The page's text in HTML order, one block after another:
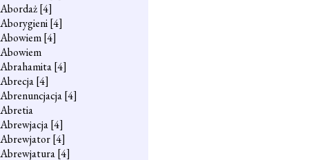
Abordaż[4]
Aborygieni[4]
Abowiem[4]
Abowiem
Abrahamita[4]
Abrecja[4]
Abrenuncjacja[4]
Abretia
Abrewjacja[4]
Abrewjator[4]
Abrewjatura[4]